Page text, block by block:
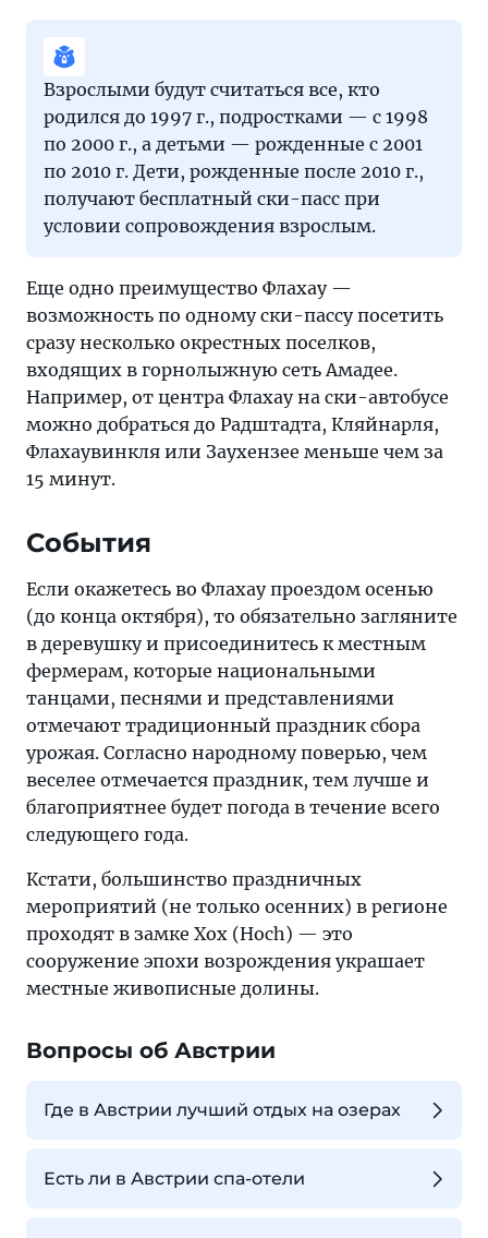
Взрослыми будут считаться все, кто
родился до 1997 г., подростками — с 1998
по 2000 г., а детьми — рожденные с 2001
по 2010 г. Дети, рожденные после 2010 г.,
получают бесплатный ски-пасс при
условии сопровождения взрослым.
Еще одно преимущество Флахау —
возможность по одному ски-пассу посетить
сразу несколько окрестных поселков,
входящих в горнолыжную сеть Амадее.
Например, от центра Флахау на ски-автобусе
можно добраться до Радштадта, Кляйнарля,
Флахаувинкля или Заухензее меньше чем за
15 минут.
События
Если окажетесь во Флахау проездом осенью
(до конца октября), то обязательно загляните
в деревушку и присоединитесь к местным
фермерам, которые национальными
танцами, песнями и представлениями
отмечают традиционный праздник сбора
урожая. Согласно народному поверью, чем
веселее отмечается праздник, тем лучше и
благоприятнее будет погода в течение всего
следующего года.
Кстати, большинство праздничных
мероприятий (не только осенних) в регионе
проходят в замке Хох (Hoch) — это
сооружение эпохи возрождения украшает
местные живописные долины.
Вопросы об Австрии
Где в Австрии лучший отдых на озерах
Есть ли в Австрии спа-отели